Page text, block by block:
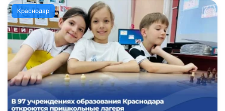
Краснодар